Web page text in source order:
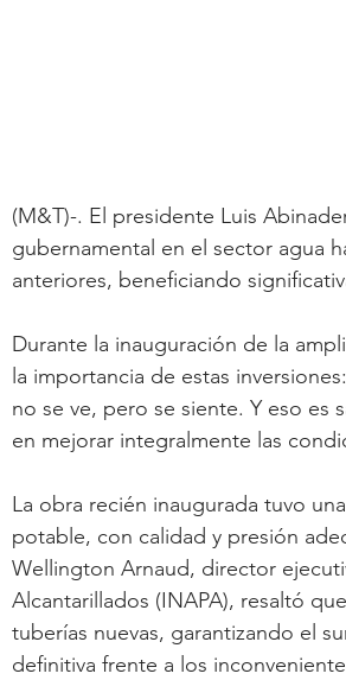
(M&T)-. El presidente Luis
gubernamental en el sector agua
anteriores, beneficiando
Durante la inauguración de la
la importancia de estas
no se ve, pero se siente. Y eso
en mejorar integralmente las
La obra recién inaugurada tuvo
potable, con calidad y presión
Wellington Arnaud, director
Alcantarillados (INAPA), resaltó
tuberías nuevas, garantizando el
definitiva frente a los